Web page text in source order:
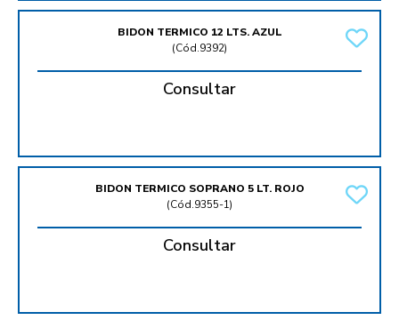
BIDON TERMICO 12 LTS. AZUL
(Cód.9392)
Consultar
BIDON TERMICO SOPRANO 5 LT. ROJO
(Cód.9355-1)
Consultar